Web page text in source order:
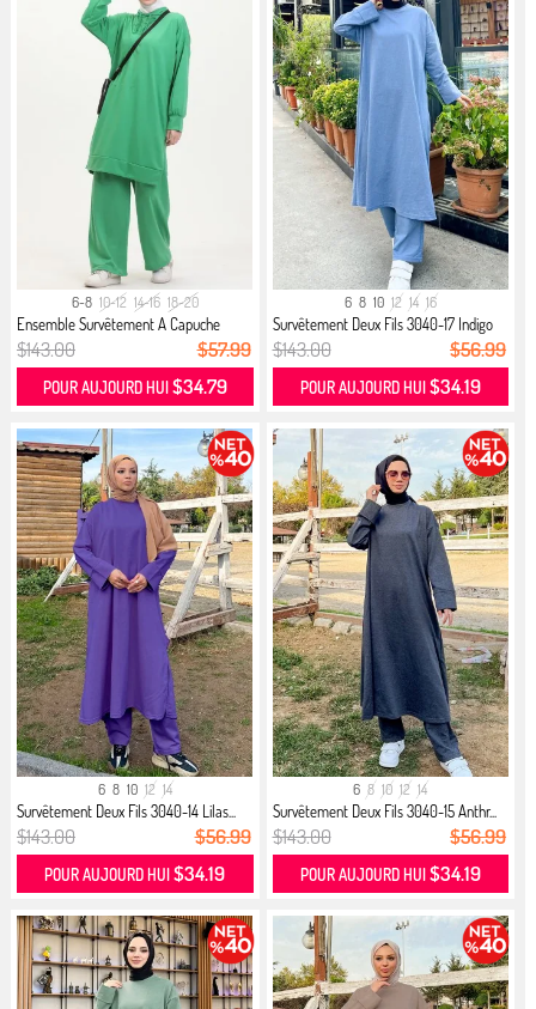
6-8 10-12 14-16 18-20
Ensemble Survêtement A Capuche
0057...
$143.00 $57.99
POUR AUJOURD HUI $34.79
6 8 10 12 14 16
Survêtement Deux Fils 3040-17 Indigo
$143.00 $56.99
POUR AUJOURD HUI $34.19
6 8 10 12 14
Survêtement Deux Fils 3040-14 Lilas...
$143.00 $56.99
POUR AUJOURD HUI$34.19
6 8 10 12 14
Survêtement Deux Fils 3040-15 Anthr...
$143.00 $56.99
POUR AUJOURD HUI$34.19